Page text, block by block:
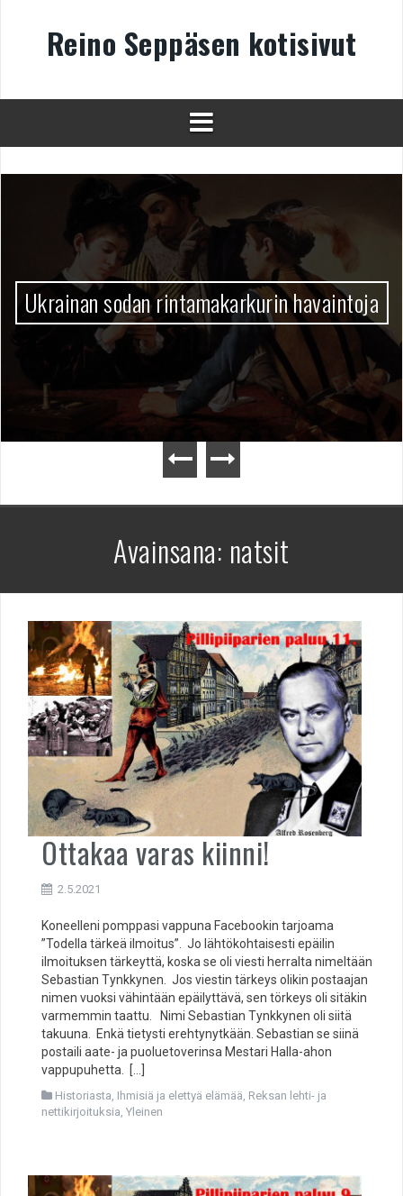
Reino Seppäsen kotisivut
Ukrainan sodan rintamakarkurin havaintoja
Avainsana: natsit
Ottakaa varas kiinni!
2.5.2021
Koneelleni pomppasi vappuna Facebookin tarjoama
”Todella tärkeä ilmoitus”. Jo lähtökohtaisesti epäilin
ilmoituksen tärkeyttä, koska se oli viesti herralta nimeltään
Sebastian Tynkkynen. Jos viestin tärkeys olikin postaajan
nimen vuoksi vähintään epäilyttävä, sen törkeys oli sitäkin
varmemmin taattu. Nimi Sebastian Tynkkynen oli siitä
takuuna. Enkä tietysti erehtynytkään. Sebastian se siinä
postaili aate- ja puoluetoverinsa Mestari Halla-ahon
vappupuhetta. […]
Historiasta, Ihmisiä ja elettyä elämää, Reksan lehti- ja
nettikirjoituksia, Yleinen